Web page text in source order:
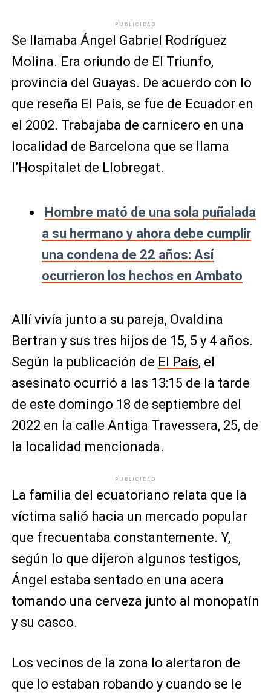
PUBLICIDAD
Se llamaba Ángel Gabriel Rodríguez
Molina. Era oriundo de El Triunfo,
provincia del Guayas. De acuerdo con lo
que reseña El País, se fue de Ecuador en
el 2002. Trabajaba de carnicero en una
localidad de Barcelona que se llama
l’Hospitalet de Llobregat.
Hombre mató de una sola puñalada
a su hermano y ahora debe cumplir
una condena de 22 años: Así
ocurrieron los hechos en Ambato
Allí vivía junto a su pareja, Ovaldina
Bertran y sus tres hijos de 15, 5 y 4 años.
Según la publicación de El País, el
asesinato ocurrió a las 13:15 de la tarde
de este domingo 18 de septiembre del
2022 en la calle Antiga Travessera, 25, de
la localidad mencionada.
PUBLICIDAD
La familia del ecuatoriano relata que la
víctima salió hacia un mercado popular
que frecuentaba constantemente. Y,
según lo que dijeron algunos testigos,
Ángel estaba sentado en una acera
tomando una cerveza junto al monopatín
y su casco.
Los vecinos de la zona lo alertaron de
que lo estaban robando y cuando se le